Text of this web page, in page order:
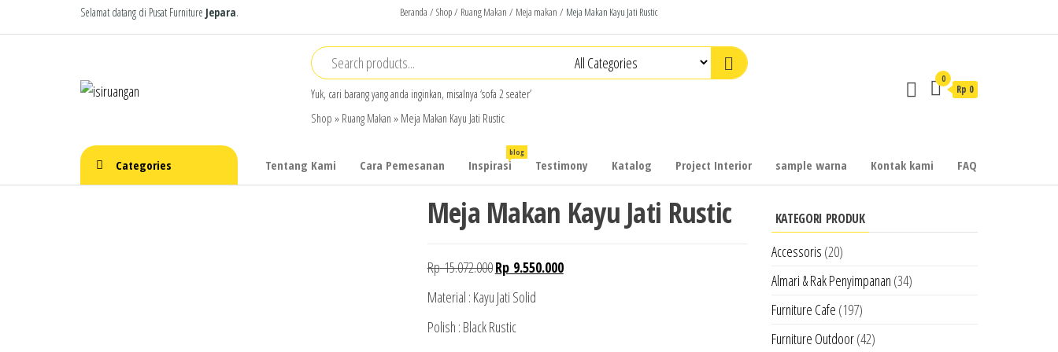
to
Selamat datang di Pusat Furniture Jepara. Beranda / Shop/ Ruang Makan / Meja makan / Meja Makan Kayu Jati Rustic
Yuk, cari barang yang anda inginkan, misalnya ‘sofa 2 seater’
Shop » Ruang Makan » Meja Makan Kayu Jati Rustic
0
Rp 0
Categories Tentang Kami Cara Pemesanan Inspirasi
blog
Testimony Katalog Project Interior sample warna Kontak kami FAQ
Meja Makan Kayu Jati Rustic
Rp15.072.000Harga
aslinya
adalah:
Rp 15.072.000.
Rp9.550.000Harga
Material : Kayu Jati Solid
Polish : Black Rustic
KATEGORI PRODUK
Accessoris (20)
Almari & Rak Penyimpanan (34)
Furniture Cafe (197)
Furniture Outdoor(42)